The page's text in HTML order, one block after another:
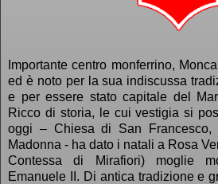
Importante centro monferrino,
ed è noto per la sua indiscussa
e per essere stato capitale del
Ricco di storia, le cui vestigia si
oggi – Chiesa di San Francesco,
Madonna - ha dato i natali a Rosa
Contessa di Mirafiori) moglie
Emanuele II. Di antica tradizione e